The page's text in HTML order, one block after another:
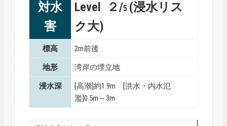
対水
害
Level ２/5 (浸水リス
ク大)
標高 2m前後
地形 湾岸の埋立地
浸水深
[高潮]約1.9m [洪水・内水氾
濫]0.5m～3m